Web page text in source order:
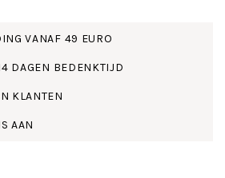
VANAF 49 EURO
DAGEN BEDENKTIJD
KLANTEN
AAN